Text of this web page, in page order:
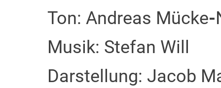
Ton: Andreas Mücke-
Musik: Stefan Will
Darstellung: Jacob